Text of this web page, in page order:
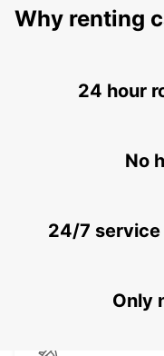
PERUGIA
Why renting
24 hour
No
24/7
Only